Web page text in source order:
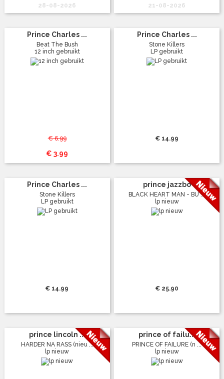
28-08-2026 21-08-2026
Prince Charles ...
Beat The Bush
12 inch gebruikt
€ 6.99
€ 3.99
Prince Charles ...
Stone Killers
LP gebruikt
€ 14.99
Prince Charles ...
Stone Killers
LP gebruikt
€ 14.99
prince jazzbo
BLACK HEART MAN - BU ...
lp nieuw
€ 25.90
prince lincoln ...
HARDER NA RASS (nieu ...
lp nieuw
prince of failu...
PRINCE OF FAILURE (n ...
lp nieuw